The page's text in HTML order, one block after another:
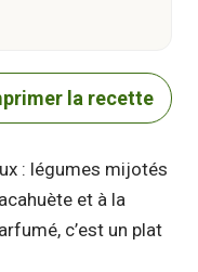
la recette
: légumes mijotés
et à la
c’est un plat